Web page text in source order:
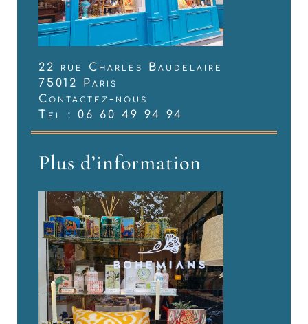
22 rue Charles Baudelaire
75012 Paris
Contactez-nous
Tel : 06 60 49 94 94
Plus d’information